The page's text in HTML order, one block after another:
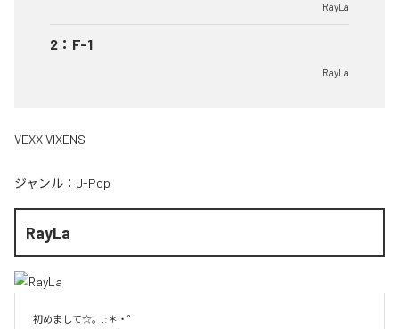
RayLa
2 ： F-1
RayLa
VEXX VIXENS
ジャンル： J-Pop
RayLa
初めまして☆。.:＊・゜